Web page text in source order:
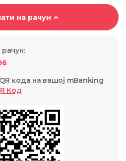
на рачун
:
кода на вашој mBanking
Код